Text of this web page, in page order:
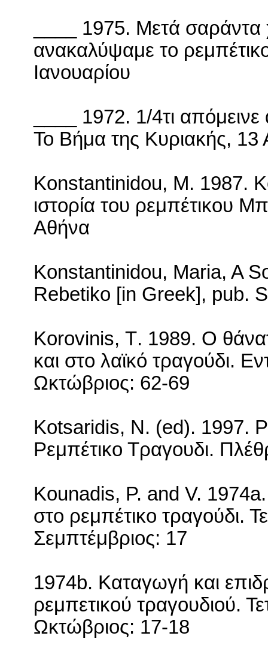
____ 1975. Μετά σαράντα
ανακαλύψαμε το
Ιανουαρίου
____ 1972. 1/4τι
Το Βήμα της Κυριακής, 13
Konstantinidou, M. 1987.
ιστορία του ρεμπέτικου
Αθήνα
Konstantinidou, Maria, A
Rebetiko [in Greek], pub.
Korovinis, T. 1989. Ο
και στο λαϊκό τραγούδι.
Ωκτώβριος: 62-69
Kotsaridis, N. (ed). 1997.
Ρεμπέτικο Τραγουδι.
Kounadis, P. and V. 1974a.
στο ρεμπέτικο τραγούδι.
Σεμπτέμβριος: 17
1974b. Καταγωγή και
ρεμπετικού τραγουδιού.
Ωκτώβριος: 17-18